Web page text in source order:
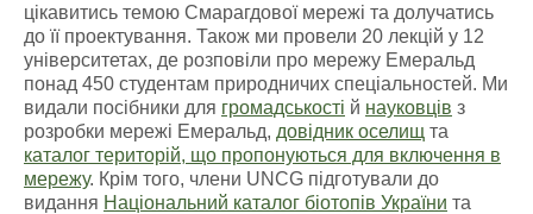
цікавитись темою Смарагдової мережі та долучатись
до її проектування. Також ми провели 20 лекцій у 12
університетах, де розповіли про мережу Емеральд
понад 450 студентам природничих спеціальностей. Ми
видали посібники для громадськості й науковців з
розробки мережі Емеральд, довідник оселищ та
каталог територій, що пропонуються для включення в
мережу. Крім того, члени UNCG підготували до
видання Національний каталог біотопів України та